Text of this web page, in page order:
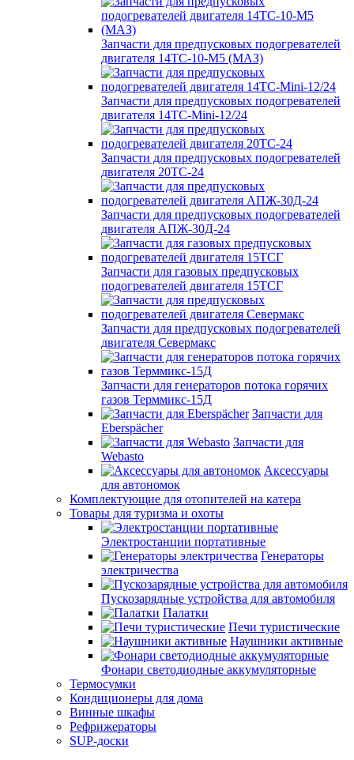
Запчасти для предпусковых подогревателей
двигателя 14ТС-10-М5 (МАЗ)
Запчасти для предпусковых подогревателей
двигателя 14ТС-Mini-12/24
Запчасти для предпусковых подогревателей
двигателя 20ТС-24
Запчасти для предпусковых подогревателей
двигателя АПЖ-30Д-24
Запчасти для газовых предпусковых
подогревателей двигателя 15ТСГ
Запчасти для предпусковых подогревателей
двигателя Севермакс
Запчасти для генераторов потока горячих
газов Терммикс-15Д
Запчасти для
Eberspächer
Запчасти для
Webasto
Аксессуары
для автономок
Комплектующие для отопителей на катера
Товары для туризма и охоты
Электростанции портативные
Генераторы
электричества
Пускозарядные устройства для автомобиля
Палатки
Печи туристические
Наушники активные
Фонари светодиодные аккумуляторные
Термосумки
Кондиционеры для дома
Винные шкафы
Рефрижераторы
SUP-доски